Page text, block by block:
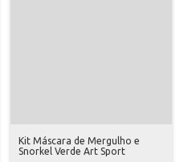
Kit Máscara de Mergulho e
Snorkel Verde Art Sport